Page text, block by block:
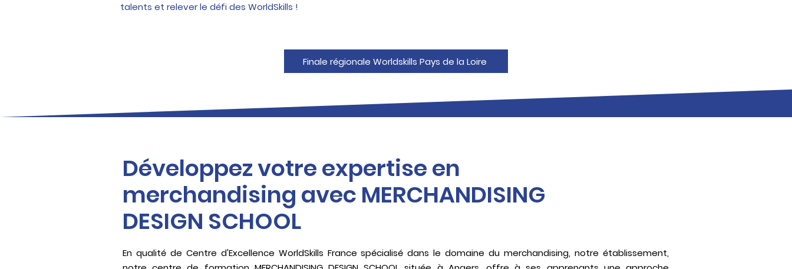
talents et relever le défi des WorldSkills !
Finale régionale Worldskills Pays de la Loire
Développez votre expertise en
merchandising avec MERCHANDISING
DESIGN SCHOOL
En qualité de Centre d'Excellence WorldSkills France spécialisé dans le domaine du merchandising, notre établissement,